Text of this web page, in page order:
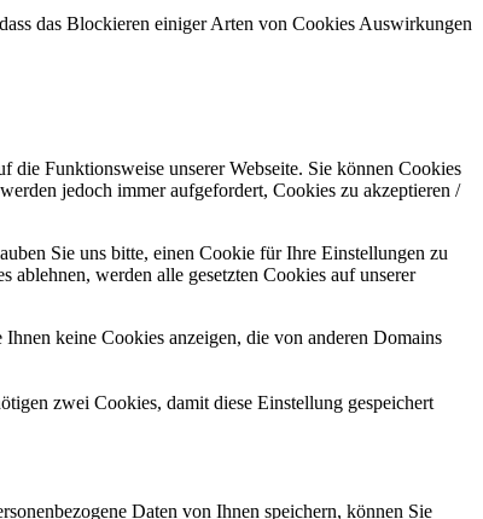
das Blockieren einiger Arten von Cookies Auswirkungen
Funktionsweise unserer Webseite. Sie können Cookies
jedoch immer aufgefordert, Cookies zu akzeptieren /
Sie uns bitte, einen Cookie für Ihre Einstellungen zu
ablehnen, werden alle gesetzten Cookies auf unserer
keine Cookies anzeigen, die von anderen Domains
zwei Cookies, damit diese Einstellung gespeichert
Daten von Ihnen speichern, können Sie